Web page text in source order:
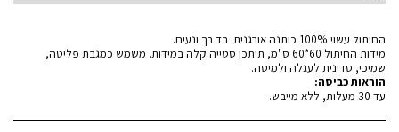
החיתול עשוי 100% כותנה אורגנית. בד רך ונעים.
מידות החיתול 60*60 ס"מ, תיתכן סטייה קלה במידות. משמש כמגבת פליטה,
שמיכי, סדינית לעגלה ולמיטה.
הוראות כביסה:
עד 30 מעלות, ללא מייבש.